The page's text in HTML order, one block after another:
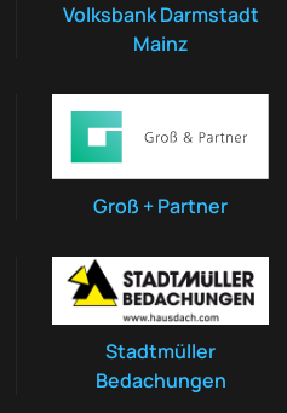
Volksbank Darmstadt
Mainz
Groß + Partner
Stadtmüller
Bedachungen